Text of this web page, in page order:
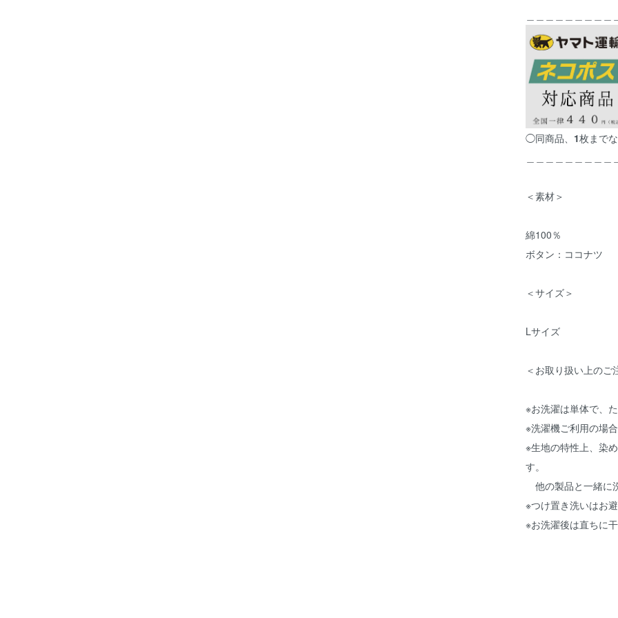
◯同商品、 1枚まで
＜素材＞
綿100％
ボタン：ココナツ
＜サイズ＞
Lサイズ
＜お取り扱い上のご
※お洗濯は単体で、
※洗濯機ご利用の場
※生地の特性上、染
す。
他の製品と一緒に
※つけ置き洗いはお避
※お洗濯後は直ちに